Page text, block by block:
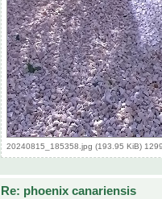
20240815_185358.jpg (193.95 KiB)
Re: phoenix canariensis